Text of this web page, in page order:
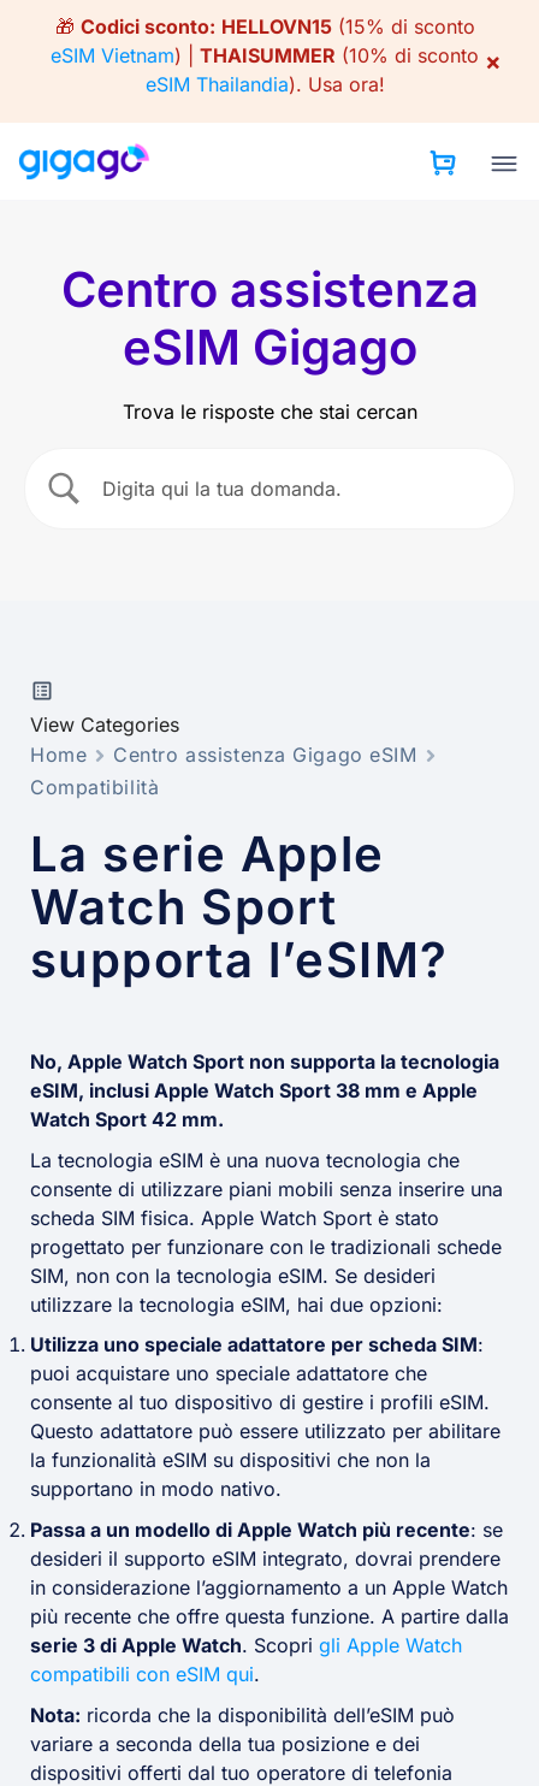
content
🎁 Codici sconto: HELLOVN15(15% di sconto
eSIM Vietnam) | THAISUMMER (10% di sconto
eSIM Thailandia). Usa ora!
×
Centro assistenza
eSIM Gigago
Trova le risposte che stai cercan
View Categories
Home
Centro assistenza Gigago eSIM
Compatibilità
La serie Apple
Watch Sport
supporta l’eSIM?
No, Apple Watch Sport non supporta la tecnologia
eSIM, inclusi Apple Watch Sport 38 mm e Apple
Watch Sport 42 mm.
La tecnologia eSIM è una nuova tecnologia che
consente di utilizzare piani mobili senza inserire una
scheda SIM fisica. Apple Watch Sport è stato
progettato per funzionare con le tradizionali schede
SIM, non con la tecnologia eSIM. Se desideri
utilizzare la tecnologia eSIM, hai due opzioni:
Utilizza uno speciale adattatore per scheda SIM:
puoi acquistare uno speciale adattatore che
consente al tuo dispositivo di gestire i profili eSIM.
Questo adattatore può essere utilizzato per abilitare
la funzionalità eSIM su dispositivi che non la
supportano in modo nativo.
Passa a un modello di Apple Watch più recente: se
desideri il supporto eSIM integrato, dovrai prendere
in considerazione l’aggiornamento a un Apple Watch
più recente che offre questa funzione. A partire dalla
serie 3 di Apple Watch. Scopri gli Apple Watch
compatibili con eSIM qui.
Nota: ricorda che la disponibilità dell’eSIM può
variare a seconda della tua posizione e dei
dispositivi offerti dal tuo operatore di telefonia